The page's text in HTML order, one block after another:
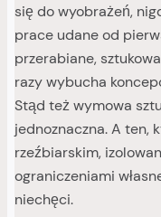
się do wyobrażeń,
prace udane od
przerabiane,
razy wybucha
Stąd też wymowa
jednoznaczna. A ten,
rzeźbiarskim,
ograniczeniami
niechęci.